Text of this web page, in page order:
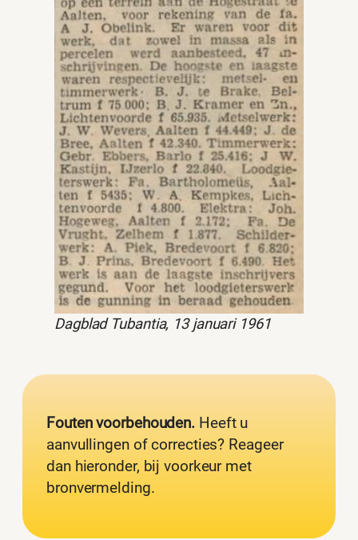
Dagblad Tubantia, 13 januari 1961
Fouten voorbehouden. Heeft u
aanvullingen of correcties? Reageer
dan hieronder, bij voorkeur met
bronvermelding.